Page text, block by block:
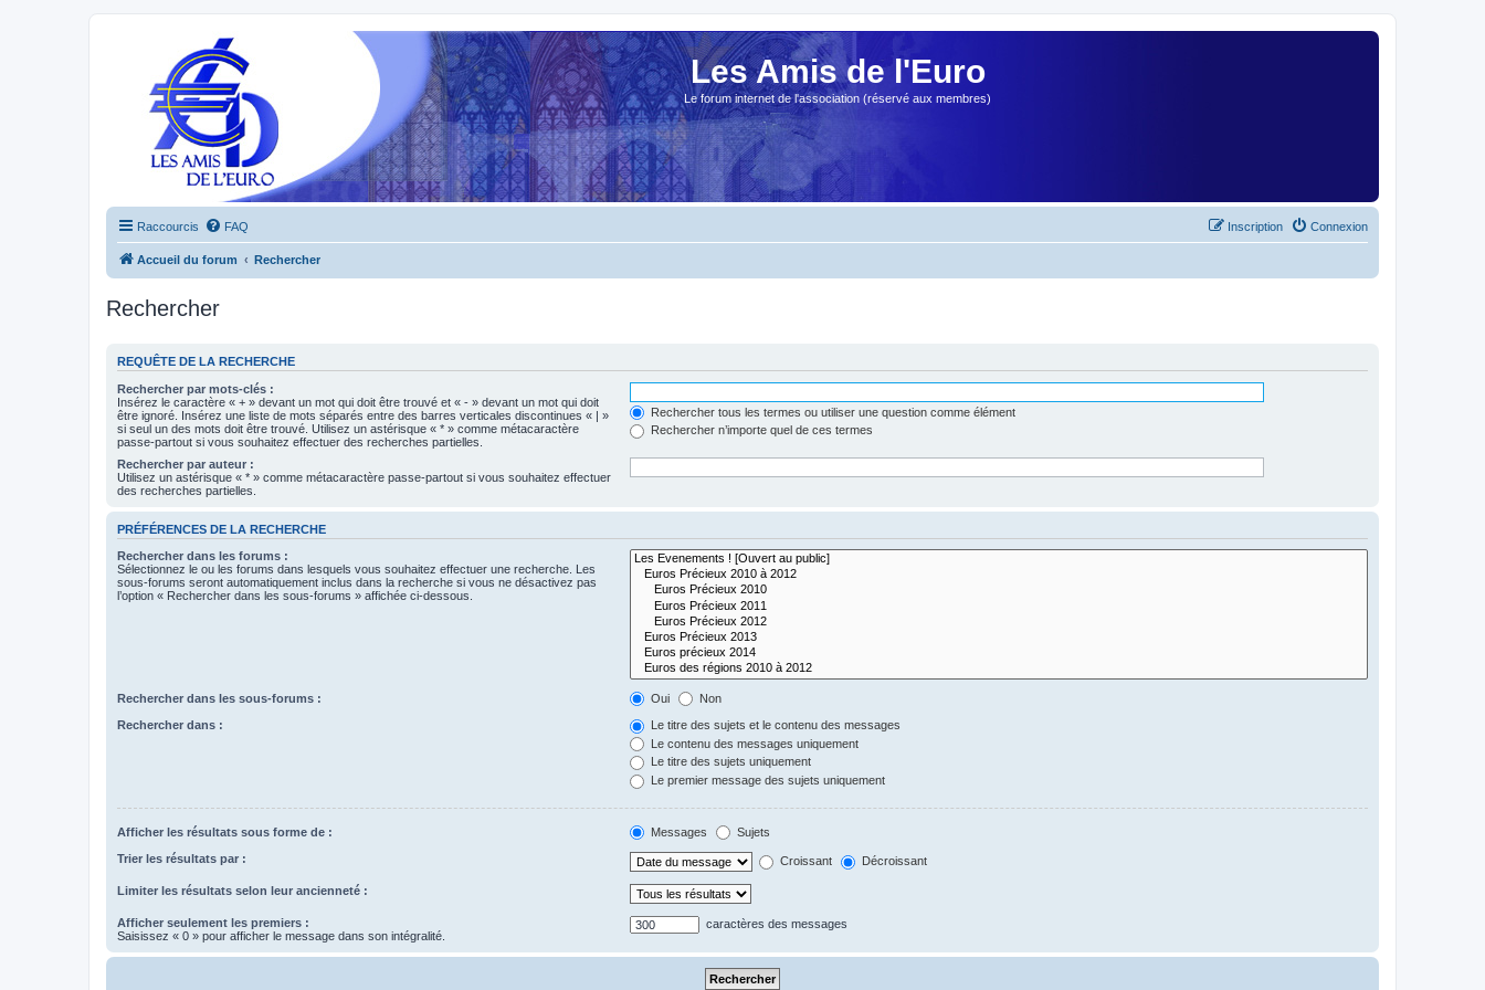
Les Amis de l'Euro
Le forum internet de l'association (réservé aux membres)
Raccourcis FAQ Connexion
Inscription
Accueil du forum Rechercher
Rechercher
REQUÊTE DE LA RECHERCHE
Rechercher par mots-clés :
Insérez le caractère « + » devant un mot qui doit être trouvé et « - » devant un mot qui doit
être ignoré. Insérez une liste de mots séparés entre des barres verticales discontinues « | »
si seul un des mots doit être trouvé. Utilisez un astérisque « * » comme métacaractère
passe-partout si vous souhaitez effectuer des recherches partielles.
Rechercher tous les termes ou utiliser une question comme élément
Rechercher n’importe quel de ces termes
Rechercher par auteur :
Utilisez un astérisque « * » comme métacaractère passe-partout si vous souhaitez effectuer
des recherches partielles.
PRÉFÉRENCES DE LA RECHERCHE
Rechercher dans les forums :
Sélectionnez le ou les forums dans lesquels vous souhaitez effectuer une recherche. Les
sous-forums seront automatiquement inclus dans la recherche si vous ne désactivez pas
l’option « Rechercher dans les sous-forums » affichée ci-dessous.
Rechercher dans les sous-forums : Oui Non
Rechercher dans :
Le titre des sujets et le contenu des messages
Le contenu des messages uniquement
Le titre des sujets uniquement
Le premier message des sujets uniquement
Afficher les résultats sous forme de : Messages Sujets
Trier les résultats par : Croissant Décroissant
Limiter les résultats selon leur ancienneté :
Afficher seulement les premiers :
Saisissez « 0 » pour afficher le message dans son intégralité.
caractères des messages